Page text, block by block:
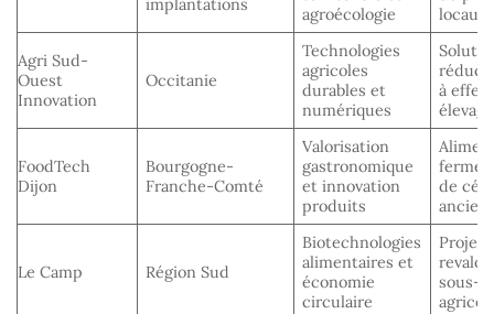
implantations
agroécologie
locaux
Agri Sud-
Ouest
Innovation
Occitanie
Technologies
agricoles
durables et
numériques
à effet
élevage
FoodTech
Dijon
Bourgogne-
Franche-Comté
Valorisation
gastronomique
et innovation
produits
de
Le Camp Région Sud
Biotechnologies
alimentaires et
économie
circulaire
sous-